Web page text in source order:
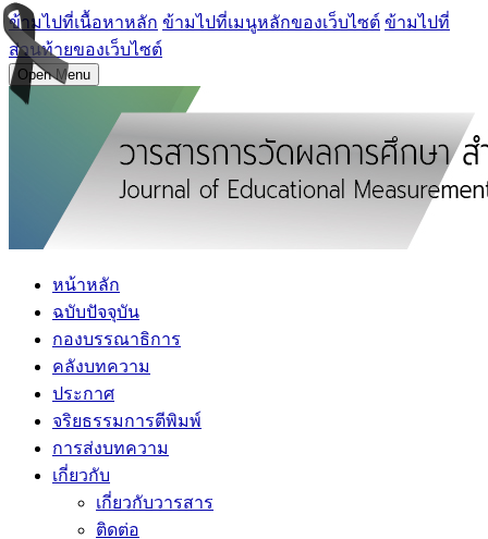
ข้ามไปที่เนื้อหาหลัก ข้ามไปที่เมนูหลักของเว็บไซต์ ข้ามไปที่
ส่วนท้ายของเว็บไซต์
Open Menu
หน้าหลัก
ฉบับปัจจุบัน
กองบรรณาธิการ
คลังบทความ
ประกาศ
จริยธรรมการตีพิมพ์
การส่งบทความ
เกี่ยวกับ
เกี่ยวกับวารสาร
ติดต่อ